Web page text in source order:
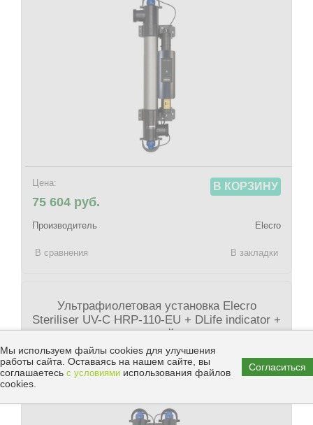
Цена:
75 604 руб.
В КОРЗИНУ
Производитель Elecro
В сравнения В закладки
Ультрафиолетовая установка Elecro
Steriliser UV-C HRP-110-EU + DLife indicator +
дозирующий насос
Производитель:Elecro
Артикул:23128
Мы используем файлы cookies для улучшения
работы сайта. Оставаясь на нашем сайте, вы
соглашаетесь с условиями использования файлов
cookies.
Согласиться